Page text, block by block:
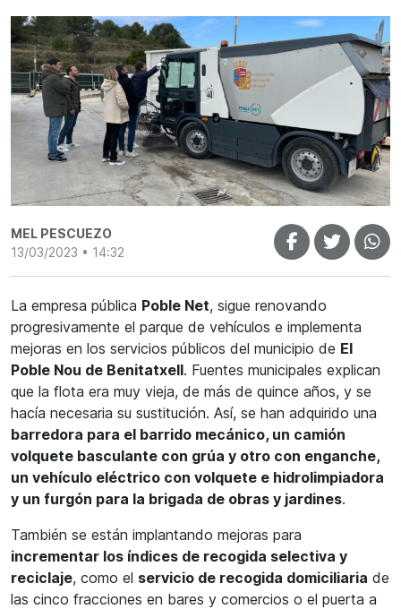
MEL PESCUEZO
13/03/2023 • 14:32
La empresa pública Poble Net, sigue renovando
progresivamente el parque de vehículos e implementa
mejoras en los servicios públicos del municipio de El
Poble Nou de Benitatxell. Fuentes municipales explican
que la flota era muy vieja, de más de quince años, y se
hacía necesaria su sustitución. Así, se han adquirido una
barredora para el barrido mecánico, un camión
volquete basculante con grúa y otro con enganche,
un vehículo eléctrico con volquete e hidrolimpiadora
y un furgón para la brigada de obras y jardines.
También se están implantando mejoras para
incrementar los índices de recogida selectiva y
reciclaje, como el servicio de recogida domiciliaria de
las cinco fracciones en bares y comercios o el puerta a